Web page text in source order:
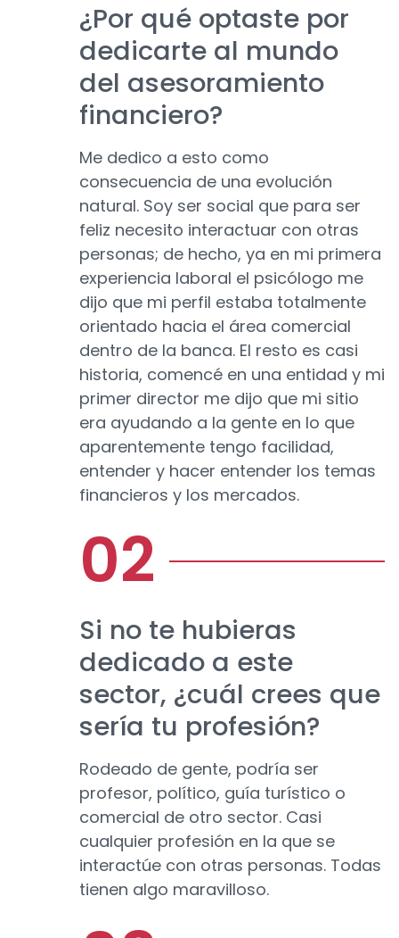
¿Por qué optaste por
dedicarte al mundo
del asesoramiento
financiero?
Me dedico a esto como
consecuencia de una evolución
natural. Soy ser social que para ser
feliz necesito interactuar con otras
personas; de hecho, ya en mi primera
experiencia laboral el psicólogo me
dijo que mi perfil estaba totalmente
orientado hacia el área comercial
dentro de la banca. El resto es casi
historia, comencé en una entidad y mi
primer director me dijo que mi sitio
era ayudando a la gente en lo que
aparentemente tengo facilidad,
entender y hacer entender los temas
financieros y los mercados.
Si no te hubieras
dedicado a este
sector, ¿cuál crees que
sería tu profesión?
Rodeado de gente, podría ser
profesor, político, guía turístico o
comercial de otro sector. Casi
cualquier profesión en la que se
interactúe con otras personas. Todas
tienen algo maravilloso.